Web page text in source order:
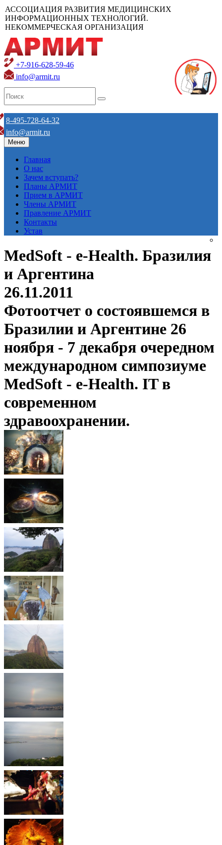
АССОЦИАЦИЯ РАЗВИТИЯ МЕДИЦИНСКИХ
ИНФОРМАЦИОННЫХ ТЕХНОЛОГИЙ.
НЕКОММЕРЧЕСКАЯ ОРГАНИЗАЦИЯ
+7-916-628-59-46
info@armit.ru
8-495-728-64-32
info@armit.ru
Меню
Главная
О нас
Зачем вступать?
Планы АРМИТ
Прием в АРМИТ
Члены АРМИТ
Правление АРМИТ
Контакты
Устав
MedSoft - e-Health. Бразилия
и Аргентина
26.11.2011
Фотоотчет о состоявшемся в
Бразилии и Аргентине 26
ноября - 7 декабря очередном
международном симпозиуме
MedSoft - e-Health. IT в
современном
здравоохранении.